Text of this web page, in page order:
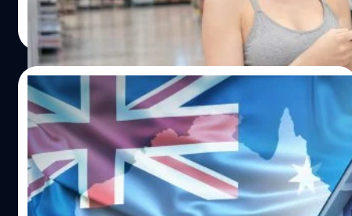
หรือแอปฯ คุมอาหาร แอปฯ Yuka เป็นอีกหนึ่งแอปฯ จากผู้
สร้างชาวฝรั่งเศสที่กำลังเป็นที่นิยมสูงในสหรัฐฯ โดยแอปฯ นี้มี
หลักการใช้งานง่าย ๆ คือเราเปิดแอปฯ สแกนไปที่บาร์โคด
สินค้า แล้วระบบจะแสดงผลขึ้นมาว่าเป็นสีแดง สีเขียว หรือสี
ส้ม พร้อมอธิบายว่าในสินค้าชิ้นนี้มีสารอาหารที่จำเป็นและไม่
จำเป็นต่อร่างกายในปริมาณเท่าไหร่ ซึ่งเป็นการคำนวณอ้างอิง
จากหลักโภชนาการ และค่าอาหารที่บริษัทผลิตอาหารระบุไว้
ในสินค้าชิ้นนั้นอีกที ที่น่าสนใจคือผู้ใช้หลายรายที่ใช้แอปฯ นี้
พอเห็นสีแดง (อันตราย สารอาหารไม่มีประโยชน์) ก็จะวางคืน
ชั้นวางทันที และเลือกซื้อสินค้าที่มีค่าสีเขียวแทน ซึ่งแน่นอนว่า
สินค้า ‘ค่าสีเขียว’ ที่ได้มามักจะมีราคาสูงขึ้นมาอีกนิด
กานต์สิรี บัววิชัยศิลป์| 26 days ago
Read More
15/07/2026
ออสเตรเลียให้ใช้ไฟฟรีวันละ 3 ชั่วโมง เพราะโซ
ลาร์ผลิตไฟเกิน
ในหลายประเทศ ปัญหาอาจเป็นการผลิตไฟฟ้าไม่พอใช้ แต่
สำหรับออสเตรเลีย ปัญหากลับตรงกันข้าม เพราะช่วงเวลา